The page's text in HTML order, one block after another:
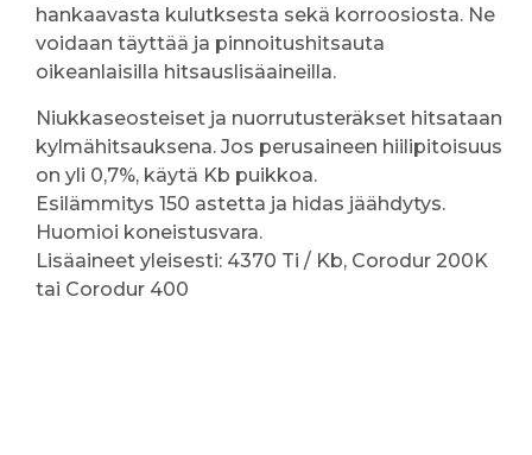
hankaavasta kulutksesta sekä korroosiosta. Ne
voidaan täyttää ja pinnoitushitsauta
oikeanlaisilla hitsauslisäaineilla.
Niukkaseosteiset ja nuorrutusteräkset hitsataan
kylmähitsauksena. Jos perusaineen hiilipitoisuus
on yli 0,7%, käytä Kb puikkoa.
Esilämmitys 150 astetta ja hidas jäähdytys.
Huomioi koneistusvara.
Lisäaineet yleisesti: 4370 Ti / Kb, Corodur 200K
tai Corodur 400